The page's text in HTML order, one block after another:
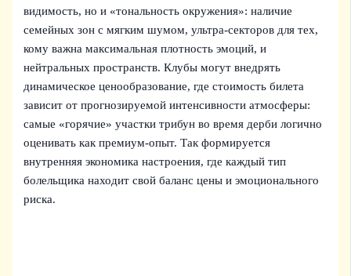
видимость, но и «тональность окружения»: наличие
семейных зон с мягким шумом, ультра‑секторов для тех,
кому важна максимальная плотность эмоций, и
нейтральных пространств. Клубы могут внедрять
динамическое ценообразование, где стоимость билета
зависит от прогнозируемой интенсивности атмосферы:
самые «горячие» участки трибун во время дерби логично
оценивать как премиум‑опыт. Так формируется
внутренняя экономика настроения, где каждый тип
болельщика находит свой баланс цены и эмоционального
риска.